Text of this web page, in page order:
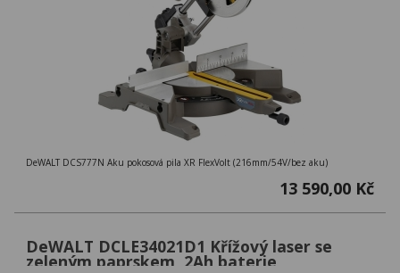
DeWALT DCS777N Aku pokosová pila XR FlexVolt (216mm/54V/bez aku)
13 590,00 Kč
DeWALT DCLE34021D1 Křížový laser se
zeleným paprskem, 2Ah baterie